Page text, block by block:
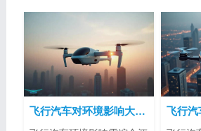
飞行汽车对环境影响大吗？